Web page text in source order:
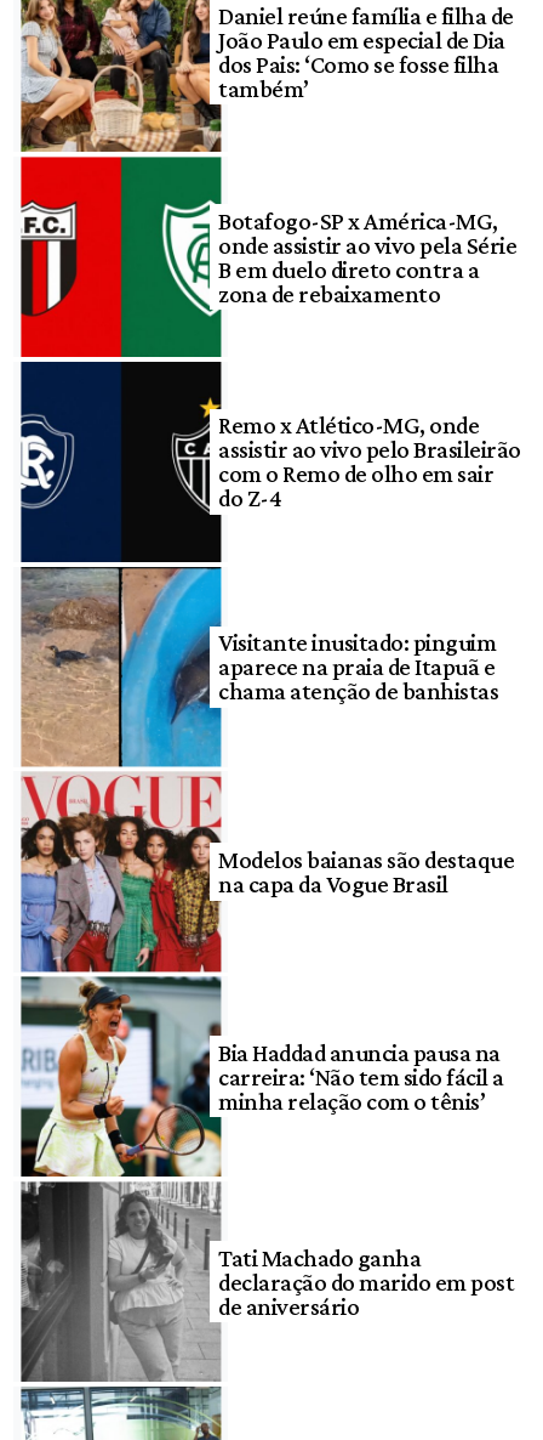
Daniel reúne família e filha de
João Paulo em especial de Dia
dos Pais: ‘Como se fosse filha
também’
Botafogo-SP x América-MG,
onde assistir ao vivo pela Série
B em duelo direto contra a
zona de rebaixamento
Remo x Atlético-MG, onde
assistir ao vivo pelo Brasileirão
com o Remo de olho em sair
do Z-4
Visitante inusitado: pinguim
aparece na praia de Itapuã e
chama atenção de banhistas
Modelos baianas são destaque
na capa da Vogue Brasil
Bia Haddad anuncia pausa na
carreira: ‘Não tem sido fácil a
minha relação com o tênis’
Tati Machado ganha
declaração do marido em post
de aniversário